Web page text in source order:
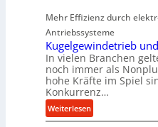
r
f
o
r
m
a
n
c
Mehr Effizienz durch
Antriebssysteme
Kugelgewindetrieb
In vielen Branchen
noch immer als
hohe Kräfte im Spiel
Konkurrenz…
Weiterlesen:
K